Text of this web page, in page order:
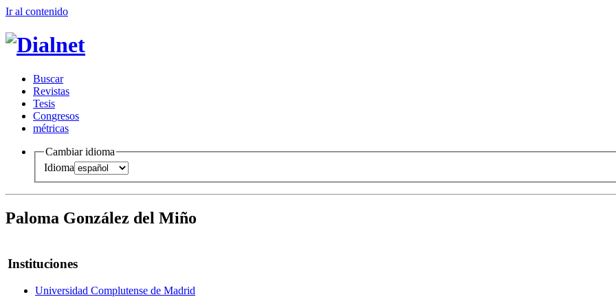
Ir al contenido
Buscar
Revistas
Tesis
Congresos
métricas
Cambiar idioma
Idioma
Paloma González del Miño
Instituciones
Universidad Complutense de Madrid